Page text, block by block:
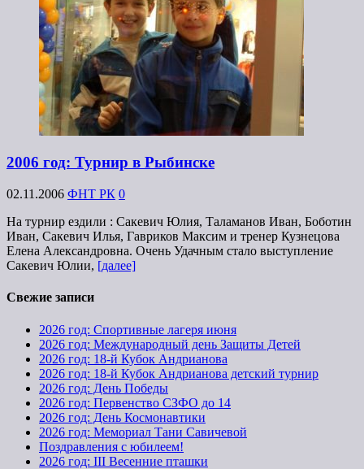
2006 год: Турнир в Рыбинске
02.11.2006 ФНТ РК 0
На турнир ездили : Сакевич Юлия, Таламанов Иван, Боботин
Иван, Сакевич Илья, Гавриков Максим и тренер Кузнецова
Елена Александровна. Очень Удачным стало выступление
Сакевич Юлии, [далее]
Свежие записи
2026 год: Спортивные лагеря июня
2026 год: Международный день Защиты Детей
2026 год: 18-й Кубок Андрианова
2026 год: 18-й Кубок Андрианова детский турнир
2026 год: День Победы
2026 год: Первенство СЗФО до 14
2026 год: День Космонавтики
2026 год: Мемориал Тани Савичевой
Поздравления с юбилеем!
2026 год: III Весенние пташки